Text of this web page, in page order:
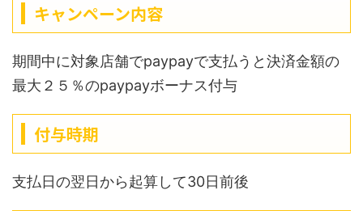
キャンペーン内容
期間中に対象店舗でpaypayで支払うと決済金額の
最大２５％のpaypayボーナス付与
付与時期
支払日の翌日から起算して30日前後